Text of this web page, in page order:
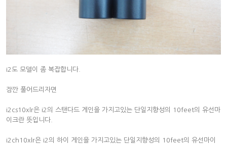
i2도 모델이 좀 복잡합니다.
잠깐 풀어드리자면
i2cs10xlr은 i2의 스탠다드 게인을 가지고있는 단일지향성의 10feet의 유선마
이크란 뜻입니다.
i2ch10xlr은 i2의 하이 게인을 가지고있는 단일지향성의 10feet의 유선마이